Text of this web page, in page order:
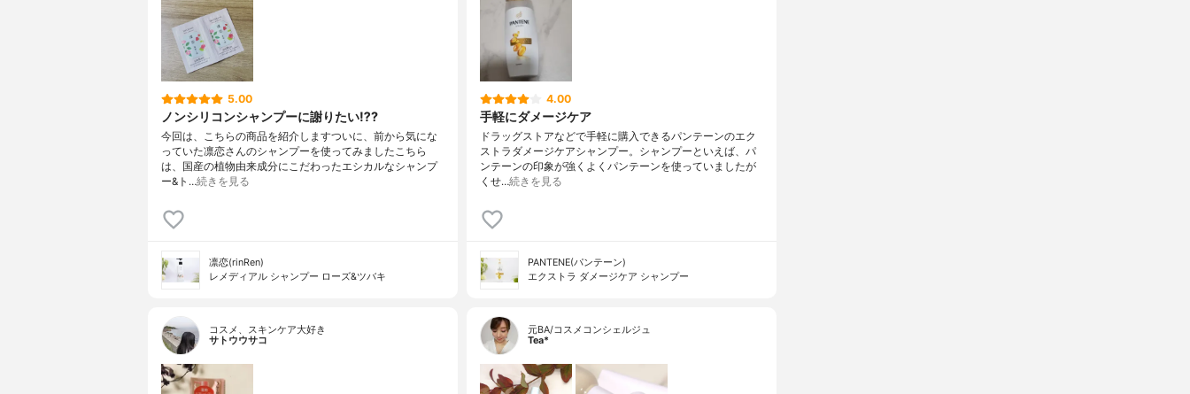
5.00
ノンシリコンシャンプーに謝りたい⁉️?
今回は、こちらの商品を紹介しますついに、前から気にな
っていた凛恋さんのシャンプーを使ってみましたこちら
は、国産の植物由来成分にこだわったエシカルなシャンプ
ー&ト…続きを見る
凛恋(rinRen)
レメディアル シャンプー ローズ&ツバキ
4.00
手軽にダメージケア
ドラッグストアなどで手軽に購入できるパンテーンのエク
ストラダメージケアシャンプー。シャンプーといえば、パ
ンテーンの印象が強くよくパンテーンを使っていましたが
くせ…続きを見る
PANTENE(パンテーン)
エクストラ ダメージケア シャンプー
コスメ、スキンケア大好き
サトウウサコ
元BA/コスメコンシェルジュ
Tea*